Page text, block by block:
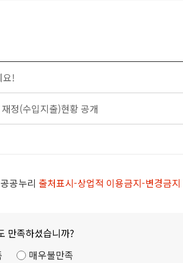
요!
정(수입지출)현황 공개
공누리 출처표시-상업적 이용금지-변경금지
만족하셨습니까?
매우불만족